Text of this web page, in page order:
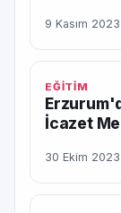
9 Kasım
EĞİTİM
İcazet
30 Ekim